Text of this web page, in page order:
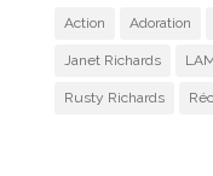
Action Adoration
Janet Richards
Rusty Richards